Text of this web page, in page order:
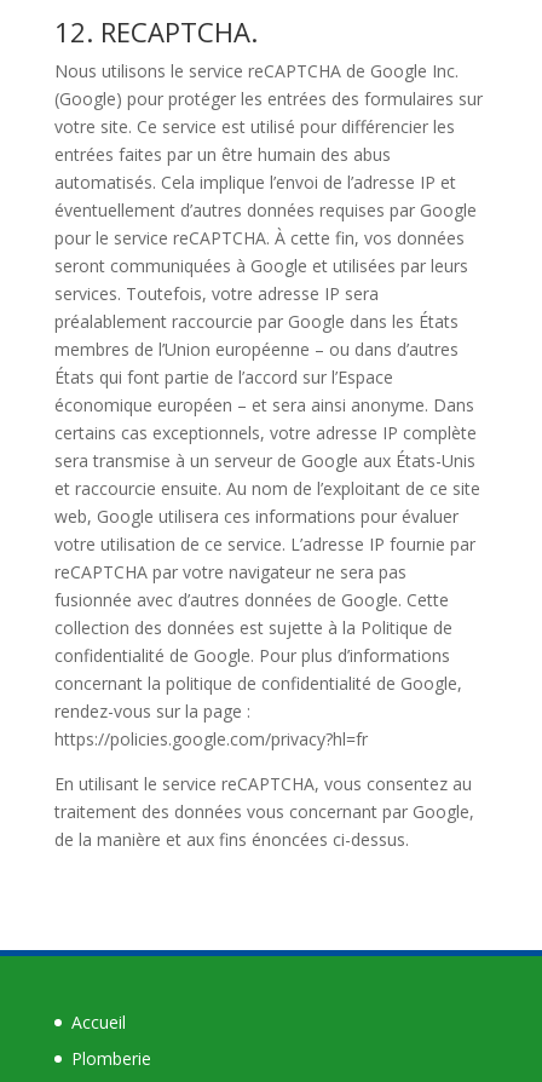
12. RECAPTCHA.
Nous utilisons le service reCAPTCHA de Google Inc.
(Google) pour protéger les entrées des formulaires sur
votre site. Ce service est utilisé pour différencier les
entrées faites par un être humain des abus
automatisés. Cela implique l’envoi de l’adresse IP et
éventuellement d’autres données requises par Google
pour le service reCAPTCHA. À cette fin, vos données
seront communiquées à Google et utilisées par leurs
services. Toutefois, votre adresse IP sera
préalablement raccourcie par Google dans les États
membres de l’Union européenne – ou dans d’autres
États qui font partie de l’accord sur l’Espace
économique européen – et sera ainsi anonyme. Dans
certains cas exceptionnels, votre adresse IP complète
sera transmise à un serveur de Google aux États-Unis
et raccourcie ensuite. Au nom de l’exploitant de ce site
web, Google utilisera ces informations pour évaluer
votre utilisation de ce service. L’adresse IP fournie par
reCAPTCHA par votre navigateur ne sera pas
fusionnée avec d’autres données de Google. Cette
collection des données est sujette à la Politique de
confidentialité de Google. Pour plus d’informations
concernant la politique de confidentialité de Google,
rendez-vous sur la page :
https://policies.google.com/privacy?hl=fr
En utilisant le service reCAPTCHA, vous consentez au
traitement des données vous concernant par Google,
de la manière et aux fins énoncées ci-dessus.
Accueil
Plomberie